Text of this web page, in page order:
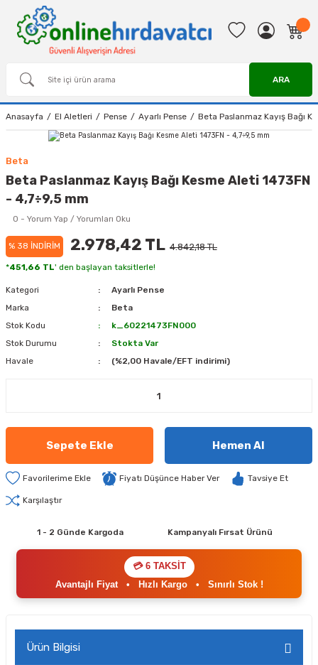
ARA
Anasayfa El Aletleri Pense Ayarlı Pense Beta Paslanmaz Kayış Bağı
Beta
Beta Paslanmaz Kayış Bağı Kesme Aleti 1473FN
- 4,7÷9,5 mm
0 - Yorum Yap / Yorumları Oku
% 38 İNDİRİM 2.978,42 TL 4.842,18 TL
*451,66 TL' den başlayan taksitlerle!
Kategori
Ayarlı Pense
Marka
Beta
Stok Kodu
k_60221473FN000
Stok Durumu
Stokta Var
Havale
(%2,00 Havale/EFT indirimi)
Sepete Ekle Hemen Al
Fiyatı Düşünce Haber Ver Tavsiye Et
Karşılaştır
1 - 2 Günde Kargoda Kampanyalı Fırsat Ürünü
💳 6 TAKSİT
Avantajlı Fiyat• Hızlı Kargo• Sınırlı Stok !
Ürün Bilgisi